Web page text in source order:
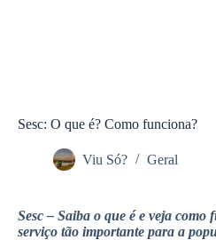
Sesc: O que é? Como funciona?
Viu Só? Geral
Sesc – Saiba o que é e veja como
serviço tão importante para a